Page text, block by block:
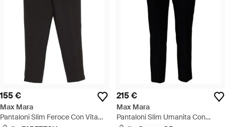
155 €
Max Mara
Pantaloni Slim Feroce Con Vita
215 €
Max Mara
Pantaloni Slim Umanita Con